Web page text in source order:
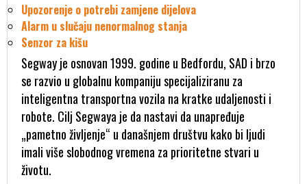
Upozorenje o potrebi zamjene dijelova
Alarm u slučaju nenormalnog stanja
Senzor za kišu
Segway je osnovan 1999. godine u Bedfordu, SAD i brzo
se razvio u globalnu kompaniju specijaliziranu za
inteligentna transportna vozila na kratke udaljenosti i
robote. Cilj Segwaya je da nastavi da unapređuje
„pametno življenje“ u današnjem društvu kako bi ljudi
imali više slobodnog vremena za prioritetne stvari u
životu.